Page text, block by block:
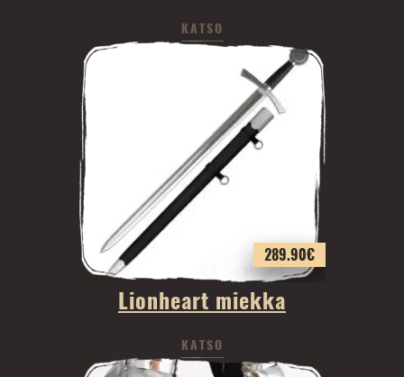
KATSO
289.90€
Lionheart miekka
KATSO